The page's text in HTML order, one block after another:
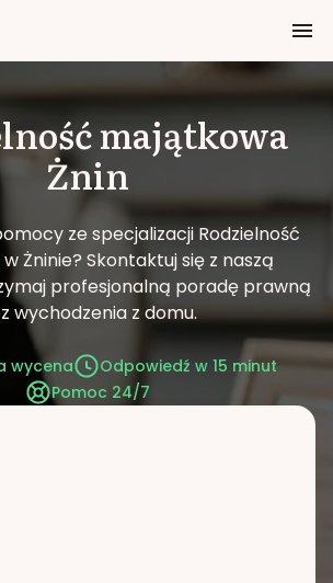
majątkowa
Żnin
ze specjalizacji Rodzielność
Żninie? Skontaktuj się z naszą
profesjonalną poradę prawną
wychodzenia z domu.
wycena
Odpowiedź w 15 minut
Pomoc 24/7